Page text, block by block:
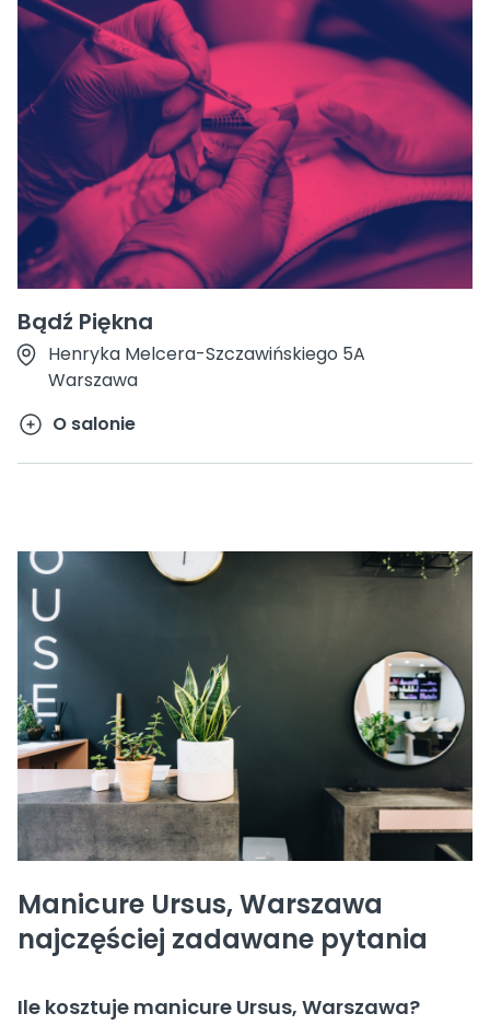
Bądź Piękna
Henryka Melcera-Szczawińskiego 5A
Warszawa
O salonie
Manicure Ursus, Warszawa
najczęściej zadawane pytania
Ile kosztuje manicure Ursus, Warszawa?